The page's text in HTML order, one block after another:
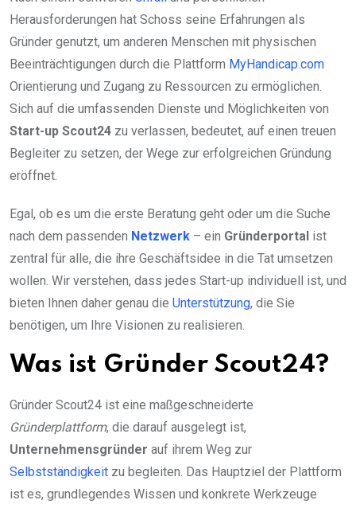
Herausforderungen hat Schoss seine Erfahrungen als
Gründer genutzt, um anderen Menschen mit physischen
Beeinträchtigungen durch die Plattform MyHandicap.com
Orientierung und Zugang zu Ressourcen zu ermöglichen.
Sich auf die umfassenden Dienste und Möglichkeiten von
Start-up Scout24 zu verlassen, bedeutet, auf einen treuen
Begleiter zu setzen, der Wege zur erfolgreichen Gründung
eröffnet.
Egal, ob es um die erste Beratung geht oder um die Suche
nach dem passenden Netzwerk – ein Gründerportal ist
zentral für alle, die ihre Geschäftsidee in die Tat umsetzen
wollen. Wir verstehen, dass jedes Start-up individuell ist, und
bieten Ihnen daher genau die Unterstützung, die Sie
benötigen, um Ihre Visionen zu realisieren.
Was ist Gründer Scout24?
Gründer Scout24 ist eine maßgeschneiderte
Gründerplattform, die darauf ausgelegt ist,
Unternehmensgründer auf ihrem Weg zur
Selbstständigkeit zu begleiten. Das Hauptziel der Plattform
ist es, grundlegendes Wissen und konkrete Werkzeuge